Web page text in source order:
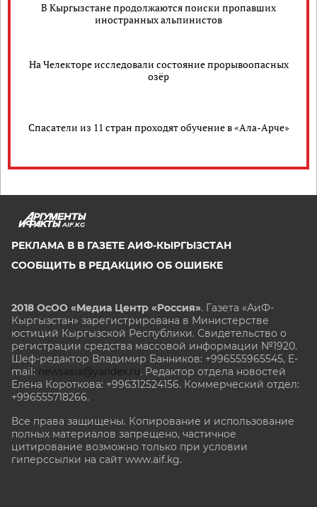
В Кыргызстане продолжаются поиски пропавших
иностранных альпинистов
На Челекторе исследовали состояние прорывоопасных
озёр
Спасатели из 11 стран проходят обучение в «Ала-Арче»
AIF.KG
РЕКЛАМА В В ГАЗЕТЕ АИФ-КЫРГЫЗСТАН
СООБЩИТЬ В РЕДАКЦИЮ ОБ ОШИБКЕ
2018 ОсОО «Медиа Центр «Россия». Газета «АиФ-
Кыргызстан» зарегистрирована в Министерстве
юстиций Кыргызской Республики. Свидетельство о
регистрации средства массовой информации №1920.
Шеф-редактор Владимир Банников: +996555965545, E-
mail: newsasia@yandex.ru. Редактор отдела новостей
Елена Короткова: +996312524156. Коммерческий отдел:
+996555718266.
Все права защищены. Копирование и использование
полных материалов запрещено, частичное
цитирование возможно только при условии
гиперссылки на сайт www.aif.kg.